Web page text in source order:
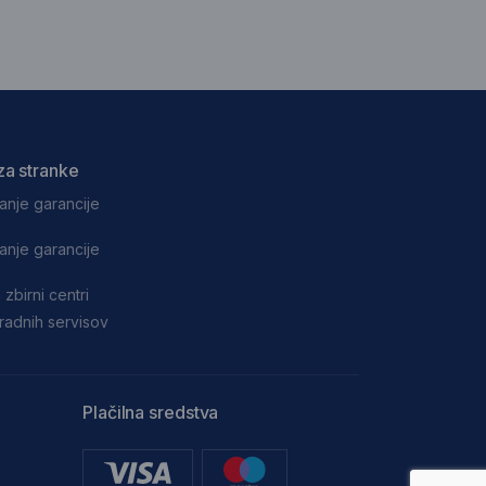
stranke
garancije
garancije
zbirni centri
servisov
Plačilna sredstva